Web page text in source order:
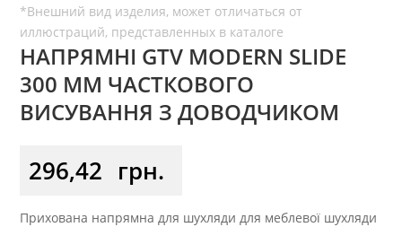
НАПРЯМНІ GTV MODERN SLIDE
300 ММ ЧАСТКОВОГО
ВИСУВАННЯ З ДОВОДЧИКОМ
296,42 грн.
Прихована напрямна для шухляди для меблевої шухляди